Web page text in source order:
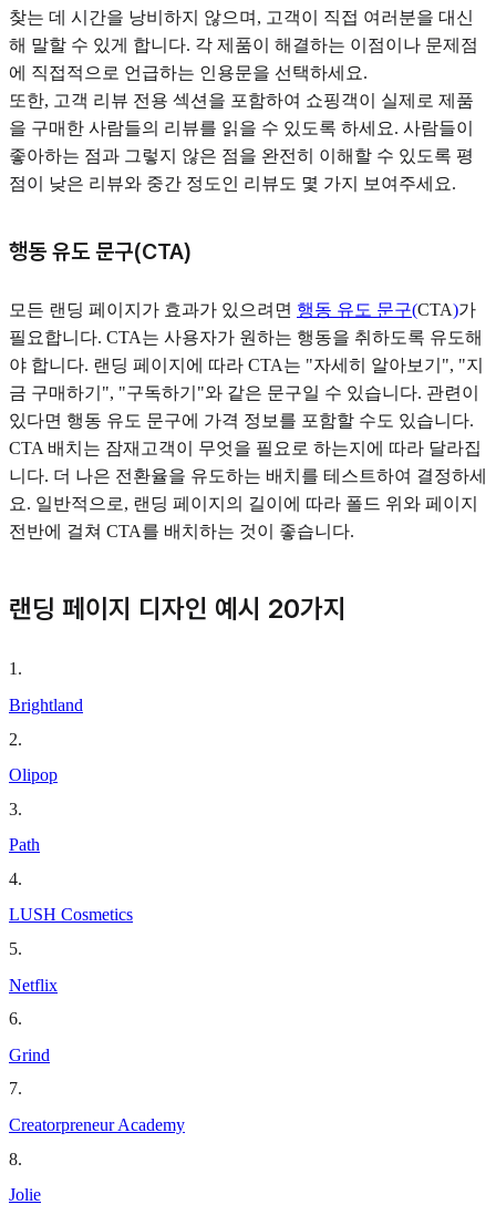
찾는 데 시간을 낭비하지 않으며, 고객이 직접 여러분을 대신
해 말할 수 있게 합니다. 각 제품이 해결하는 이점이나 문제점
에 직접적으로 언급하는 인용문을 선택하세요.
또한, 고객 리뷰 전용 섹션을 포함하여 쇼핑객이 실제로 제품
을 구매한 사람들의 리뷰를 읽을 수 있도록 하세요. 사람들이
좋아하는 점과 그렇지 않은 점을 완전히 이해할 수 있도록 평
점이 낮은 리뷰와 중간 정도인 리뷰도 몇 가지 보여주세요.
행동 유도 문구(CTA)
모든 랜딩 페이지가 효과가 있으려면 행동 유도 문구(CTA)가
필요합니다. CTA는 사용자가 원하는 행동을 취하도록 유도해
야 합니다. 랜딩 페이지에 따라 CTA는 "자세히 알아보기", "지
금 구매하기", "구독하기"와 같은 문구일 수 있습니다. 관련이
있다면 행동 유도 문구에 가격 정보를 포함할 수도 있습니다.
CTA 배치는 잠재고객이 무엇을 필요로 하는지에 따라 달라집
니다. 더 나은 전환율을 유도하는 배치를 테스트하여 결정하세
요. 일반적으로, 랜딩 페이지의 길이에 따라 폴드 위와 페이지
전반에 걸쳐 CTA를 배치하는 것이 좋습니다.
랜딩 페이지 디자인 예시 20가지
1 .
Brightland
2.
Olipop
3.
Path
4.
LUSH Cosmetics
5.
Netflix
6.
Grind
7.
Creatorpreneur Academy
8.
Jolie